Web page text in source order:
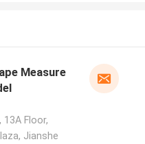
Measure
13A Floor,
Jianshe